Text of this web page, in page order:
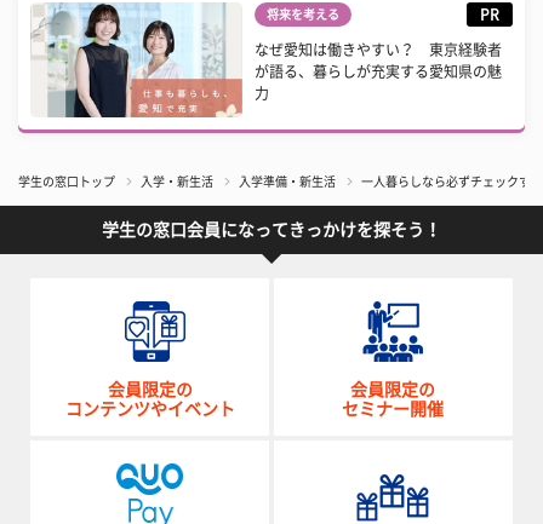
将来を考える PR
なぜ愛知は働きやすい？ 東京経験者
が語る、暮らしが充実する愛知県の魅
力
学生の窓口トップ 入学・新生活 入学準備・新生活 一人暮らしなら必ずチェックす
学生の窓口会員になってきっかけを探そう！
会員限定の
コンテンツやイベント
会員限定の
セミナー開催